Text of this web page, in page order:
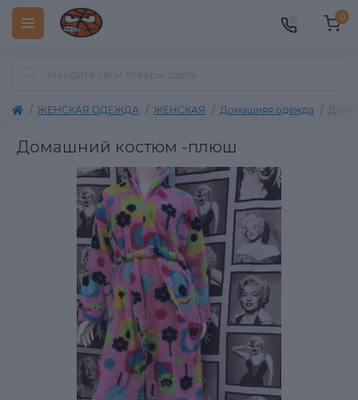
0
ЖЕНСКАЯ ОДЕЖДА ЖЕНСКАЯ Домашняя одежда
Домашний костюм -плюш